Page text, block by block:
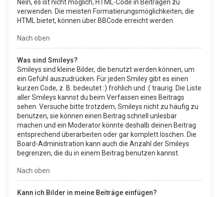
Nein, es ist nicht möglich, HTML-Code in Beiträgen zu
verwenden. Die meisten Formatierungsmöglichkeiten, die
HTML bietet, können über BBCode erreicht werden.
Nach oben
Was sind Smileys?
Smileys sind kleine Bilder, die benutzt werden können, um
ein Gefühl auszudrücken. Für jeden Smiley gibt es einen
kurzen Code, z. B. bedeutet :) fröhlich und :( traurig. Die Liste
aller Smileys kannst du beim Verfassen eines Beitrags
sehen. Versuche bitte trotzdem, Smileys nicht zu häufig zu
benutzen, sie können einen Beitrag schnell unlesbar
machen und ein Moderator könnte deshalb deinen Beitrag
entsprechend überarbeiten oder gar komplett löschen. Die
Board-Administration kann auch die Anzahl der Smileys
begrenzen, die du in einem Beitrag benutzen kannst.
Nach oben
Kann ich Bilder in meine Beiträge einfügen?